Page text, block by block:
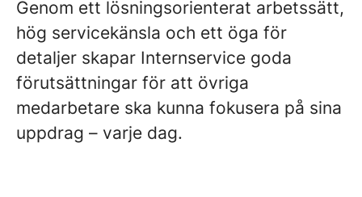
Genom ett lösningsorienterat arbetssätt,
hög servicekänsla och ett öga för
detaljer skapar Internservice goda
förutsättningar för att övriga
medarbetare ska kunna fokusera på sina
uppdrag – varje dag.